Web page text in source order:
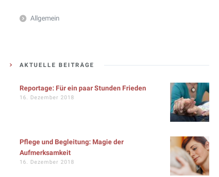
Allgemein
AKTUELLE BEITRÄGE
Reportage: Für ein paar Stunden Frieden
16. Dezember 2018
Pflege und Begleitung: Magie der
Aufmerksamkeit
16. Dezember 2018